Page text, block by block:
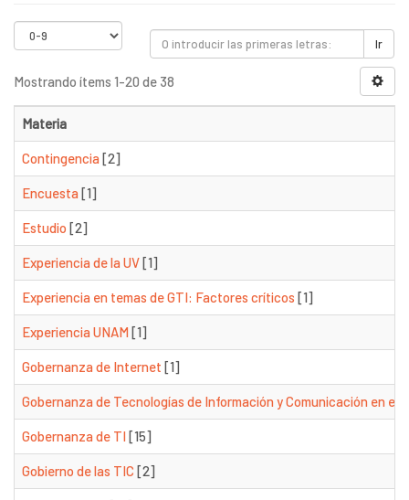
Ir
Mostrando ítems 1-20 de 38
Materia
Contingencia[2]
Encuesta[1]
Estudio [2]
Experiencia de la UV[1]
Experiencia en temas de GTI: Factores críticos [1]
Experiencia UNAM[1]
Gobernanza de Internet [1]
Gobernanza de Tecnologías de Información y Comunicación en el
Gobernanza de TI[15]
Gobierno de las TIC [2]